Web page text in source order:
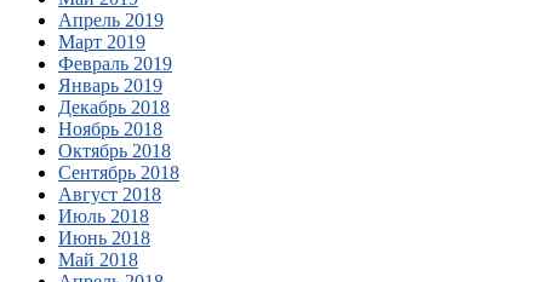
Апрель 2019
Март 2019
Февраль 2019
Январь 2019
Декабрь 2018
Ноябрь 2018
Октябрь 2018
Сентябрь 2018
Август 2018
Июль 2018
Июнь 2018
Май 2018